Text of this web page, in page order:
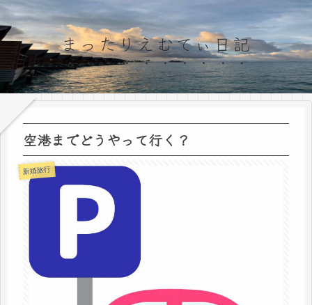
まったりえむてぃ日記
空港までどうやって行く？
新婚旅行